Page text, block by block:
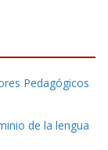
Pedagógicos
de la lengua